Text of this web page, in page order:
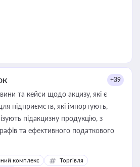
+39
та кейси щодо акцизу, які є
підприємств, які імпортують,
підакцизну продукцію, з
та ефективного податкового
комплекс
Торгівля